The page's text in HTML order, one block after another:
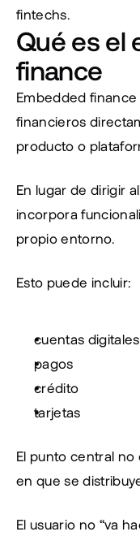
fintechs.
Qué es el
finance
Embedded
financieros
producto o
En lugar de dirigir
incorpora
propio entorno.
Esto puede incluir:
cuentas digitales
pagos
crédito
tarjetas
El punto central no
en que se
El usuario no “va